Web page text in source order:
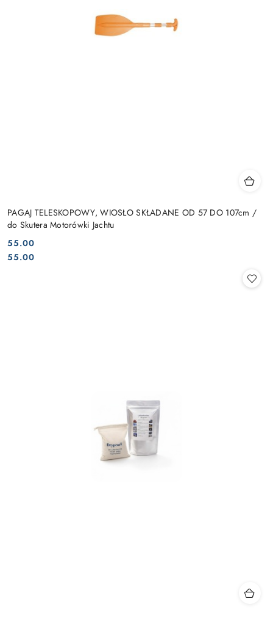
PAGAJ TELESKOPOWY, WIOSŁO SKŁADANE OD 57 DO 107cm /
do Skutera Motorówki Jachtu
Cena:
55.00
Cena:
55.00